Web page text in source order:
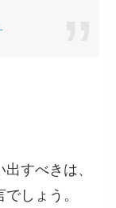
すべきは、
しょう。